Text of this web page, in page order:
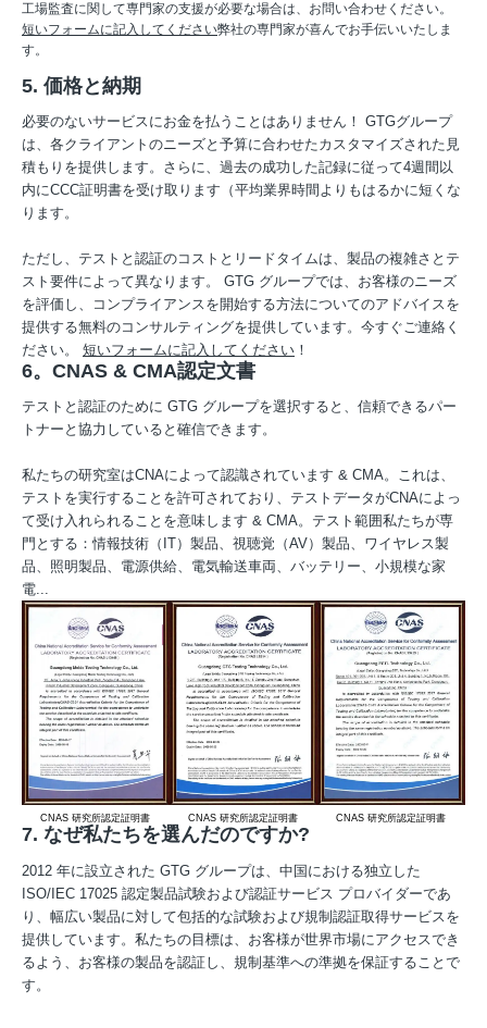
工場監査に関して専門家の支援が必要な場合は、お問い合わせください。
短いフォームに記入してください弊社の専門家が喜んでお手伝いいたしま
す。
5. 価格と納期
必要のないサービスにお金を払うことはありません！ GTGグループ
は、各クライアントのニーズと予算に合わせたカスタマイズされた見
積もりを提供します。さらに、過去の成功した記録に従って4週間以
内にCCC証明書を受け取ります（平均業界時間よりもはるかに短くな
ります。
ただし、テストと認証のコストとリードタイムは、製品の複雑さとテ
スト要件によって異なります。 GTG グループでは、お客様のニーズ
を評価し、コンプライアンスを開始する方法についてのアドバイスを
提供する無料のコンサルティングを提供しています。今すぐご連絡く
ださい。 短いフォームに記入してください ！
6。CNAS & CMA認定文書
テストと認証のために GTG グループを選択すると、信頼できるパー
トナーと協力していると確信できます。
私たちの研究室はCNAによって認識されています & CMA。これは、
テストを実行することを許可されており、テストデータがCNAによっ
て受け入れられることを意味します & CMA。テスト範囲私たちが専
門とする：情報技術（IT）製品、視聴覚（AV）製品、ワイヤレス製
品、照明製品、電源供給、電気輸送車両、バッテリー、小規模な家
電...
CNAS 研究所認定証明書 CNAS 研究所認定証明書 CNAS 研究所認定証明書
7. なぜ私たちを選んだのですか?
2012 年に設立された GTG グループは、中国における独立した
ISO/IEC 17025 認定製品試験および認証サービス プロバイダーであ
り、幅広い製品に対して包括的な試験および規制認証取得サービスを
提供しています。私たちの目標は、お客様が世界市場にアクセスでき
るよう、お客様の製品を認証し、規制基準への準拠を保証することで
す。